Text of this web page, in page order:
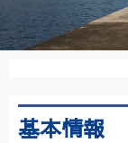
基本情報